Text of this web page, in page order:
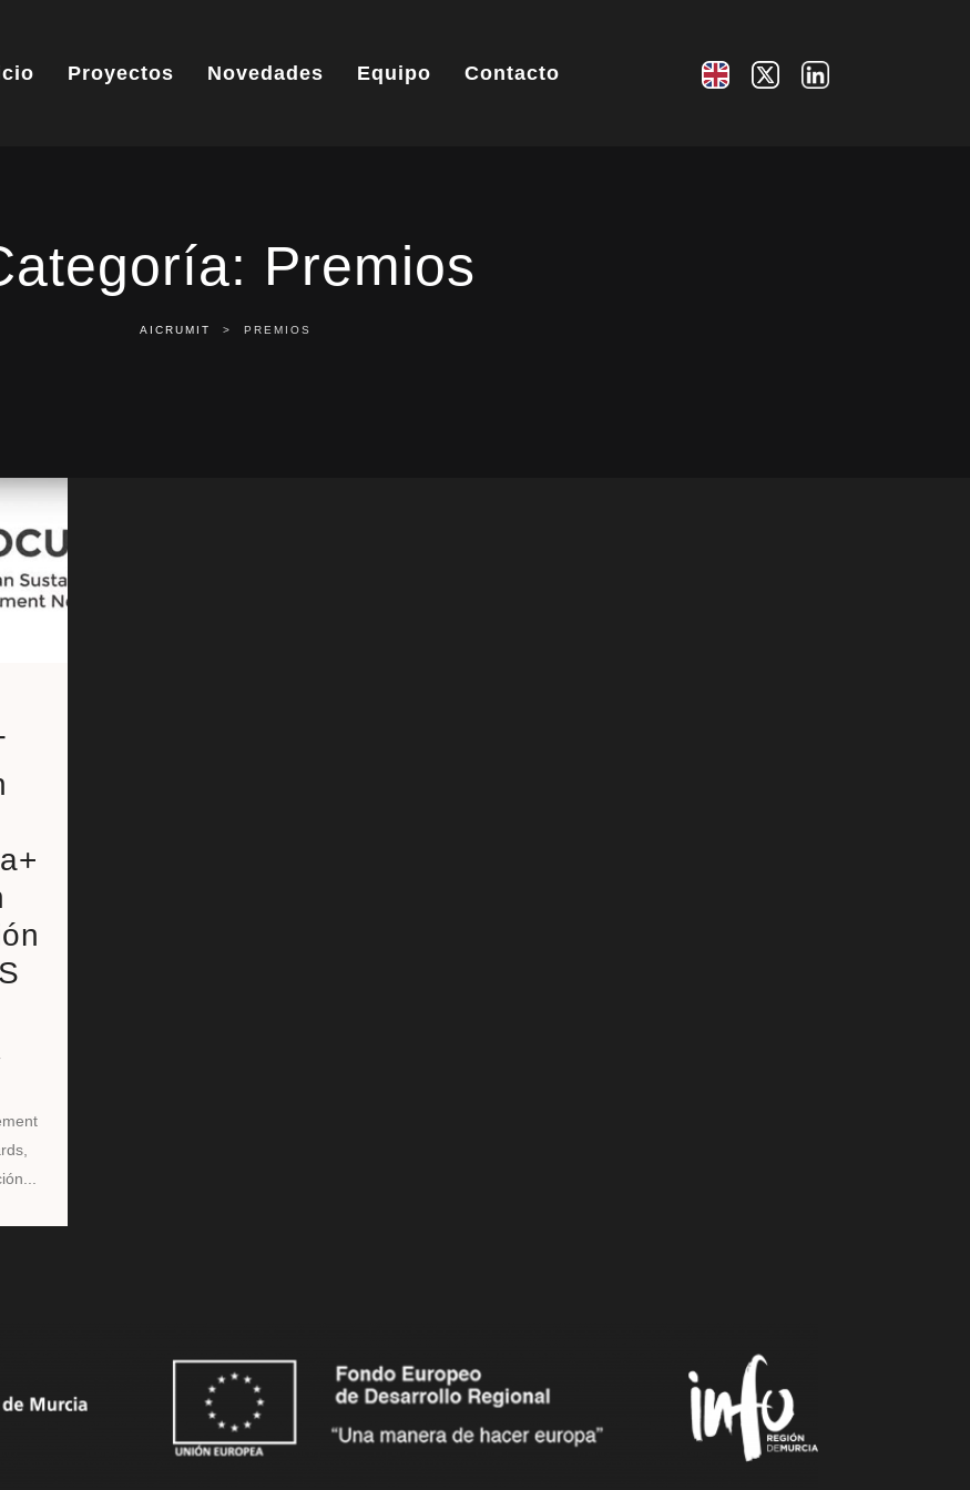
Proyectos Novedades Equipo Contacto
Premios
AICRUMIT > PREMIOS